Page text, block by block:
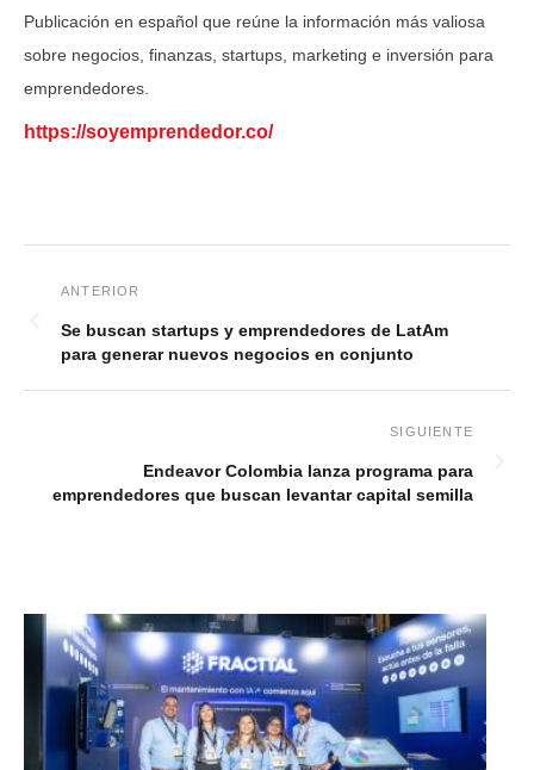
Publicación en español que reúne la información más valiosa
sobre negocios, finanzas, startups, marketing e inversión para
emprendedores.
https://soyemprendedor.co/
Se buscan startups y emprendedores de LatAm
para generar nuevos negocios en conjunto
Endeavor Colombia lanza programa para
emprendedores que buscan levantar capital semilla